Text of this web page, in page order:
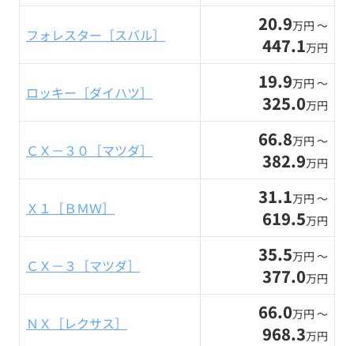
フォレスター［スバル］ 20.9万円 〜
447.1万円
ロッキー［ダイハツ］ 19.9万円 〜
325.0万円
ＣＸ－３０［マツダ］ 66.8万円 〜
382.9万円
Ｘ１［ＢＭＷ］ 31.1万円 〜
619.5万円
ＣＸ－３［マツダ］ 35.5万円 〜
377.0万円
ＮＸ［レクサス］ 66.0万円 〜
968.3万円